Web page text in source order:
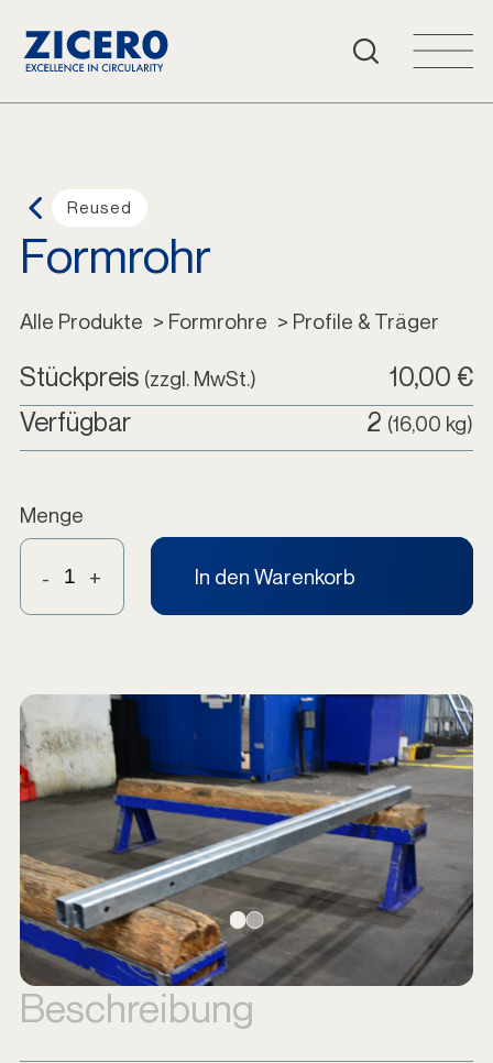
Deutsch
Reused
Formrohr
Alle Produkte > Formrohre > Profile & Träger
Stückpreis (zzgl. MwSt.)
10,00 €
Verfügbar
2 (16,00 kg)
Menge
- + In den Warenkorb
Beschreibung